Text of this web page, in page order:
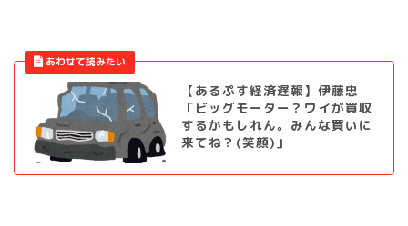
【あるぷす経済遅報】伊藤忠
「ビッグモーター？ワイが買収
するかもしれん。みんな買いに
来てね？(笑顔)」